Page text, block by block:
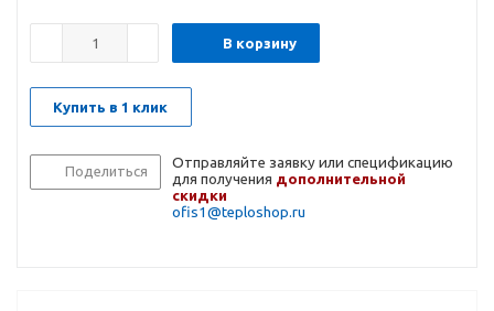
В корзину
Купить в 1 клик
Поделиться
Отправляйте заявку или спецификацию
для получения дополнительной
скидки
ofis1@teploshop.ru